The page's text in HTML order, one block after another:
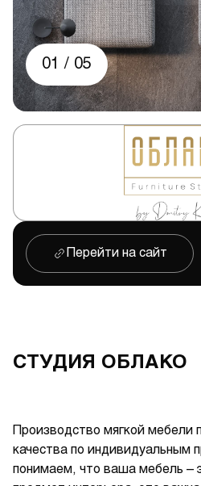
01 / 05
Перейти на сайт
СТУДИЯ ОБЛАКО
Производство мягкой мебели
качества по индивидуальным
понимаем, что ваша мебель –